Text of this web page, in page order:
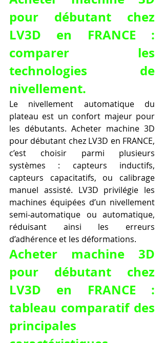
pour débutant chez
LV3D en FRANCE :
comparer les
technologies de
nivellement.
Le nivellement automatique du
plateau est un confort majeur pour
les débutants. Acheter machine 3D
pour débutant chez LV3D en FRANCE,
c’est choisir parmi plusieurs
systèmes : capteurs inductifs,
capteurs capacitatifs, ou calibrage
manuel assisté. LV3D privilégie les
machines équipées d’un nivellement
semi-automatique ou automatique,
réduisant ainsi les erreurs
d’adhérence et les déformations.
Acheter machine 3D
pour débutant chez
LV3D en FRANCE :
tableau comparatif des
principales